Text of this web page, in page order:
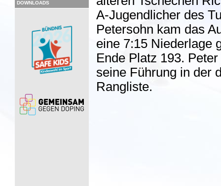
DOWNLOADS
A-Jugendlicher des
Petersohn kam das
eine 7:15 Niederlage
Ende Platz 193.
seine Führung in der
Rangliste.